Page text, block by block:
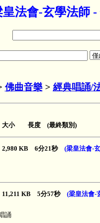
皇法會-玄學法師
佛曲音樂> 經典唱誦/
大小 長度 (最終類別)
2,980 KB 6分21秒 (梁皇法會-
11,211 KB 5分57秒 (梁皇法會-
誦